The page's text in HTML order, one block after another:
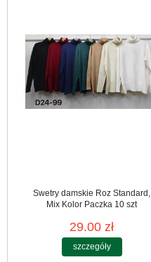
Swetry damskie Roz Standard,
Mix Kolor Paczka 10 szt
29.00 zł
szczegóły